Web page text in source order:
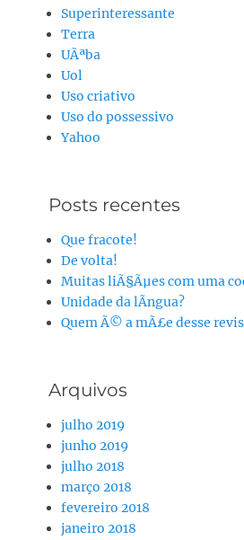
Superinteressante
Terra
UÃªba
Uol
Uso criativo
Uso do possessivo
Yahoo
Posts recentes
Que fracote!
De volta!
Muitas liÃ§Ãµes com uma
Unidade da lÃ­ngua?
Quem Ã© a mÃ£e desse
Arquivos
julho 2019
junho 2019
julho 2018
março 2018
fevereiro 2018
janeiro 2018